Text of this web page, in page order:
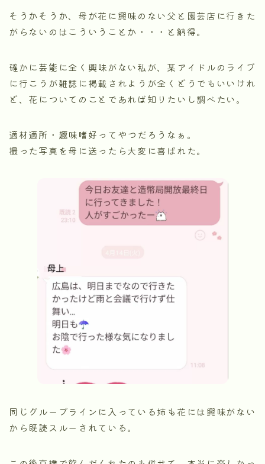
そうかそうか、母が花に興味のない父と園芸店に行きた
がらないのはこういうことか・・・と納得。
確かに芸能に全く興味がない私が、某アイドルのライブ
に行こうが雑誌に掲載されようが全くどうでもいいけれ
ど、花についてのことであれば知りたいし調べたい。
適材適所・趣味嗜好ってやつだろうなぁ。
撮った写真を母に送ったら大変に喜ばれた。
同じグループラインに入っている姉も花には興味がない
から既読スルーされている。